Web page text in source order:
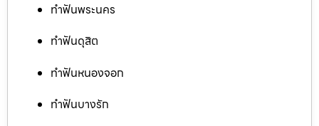
ทำฟันพระนคร
ทำฟันดุสิต
ทำฟันหนองจอก
ทำฟันบางรัก